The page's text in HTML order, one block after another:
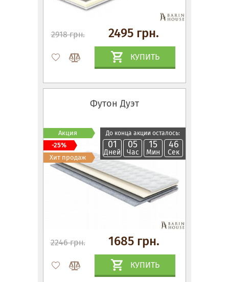
2918 грн. 2495 грн.
КУПИТЬ
Футон Дуэт
До конца акции осталось:
01
Дней
05
Час
15
Мин
45
Сек
2246 грн. 1685 грн.
КУПИТЬ
Акция
-25%
Хит продаж